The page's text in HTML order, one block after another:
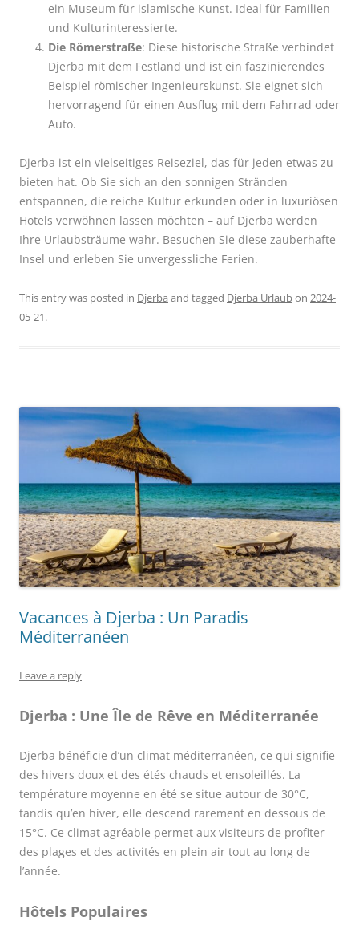
ein Museum für islamische Kunst. Ideal für Familien
und Kulturinteressierte.
Die Römerstraße: Diese historische Straße verbindet
Djerba mit dem Festland und ist ein faszinierendes
Beispiel römischer Ingenieurskunst. Sie eignet sich
hervorragend für einen Ausflug mit dem Fahrrad oder
Auto.
Djerba ist ein vielseitiges Reiseziel, das für jeden etwas zu
bieten hat. Ob Sie sich an den sonnigen Stränden
entspannen, die reiche Kultur erkunden oder in luxuriösen
Hotels verwöhnen lassen möchten – auf Djerba werden
Ihre Urlaubsträume wahr. Besuchen Sie diese zauberhafte
Insel und erleben Sie unvergessliche Ferien.
This entry was posted in Djerba and tagged Djerba Urlaubon 2024-
05-21.
Vacances à Djerba : Un Paradis
Méditerranéen
Leave a reply
Djerba : Une Île de Rêve en Méditerranée
Djerba bénéficie d’un climat méditerranéen, ce qui signifie
des hivers doux et des étés chauds et ensoleillés. La
température moyenne en été se situe autour de 30°C,
tandis qu’en hiver, elle descend rarement en dessous de
15°C. Ce climat agréable permet aux visiteurs de profiter
des plages et des activités en plein air tout au long de
l’année.
Hôtels Populaires